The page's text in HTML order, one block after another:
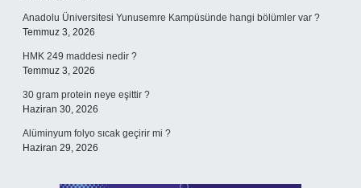
Anadolu Üniversitesi Yunusemre Kampüsünde hangi bölümler var ?
Temmuz 3, 2026
HMK 249 maddesi nedir ?
Temmuz 3, 2026
30 gram protein neye eşittir ?
Haziran 30, 2026
Alüminyum folyo sıcak geçirir mi ?
Haziran 29, 2026